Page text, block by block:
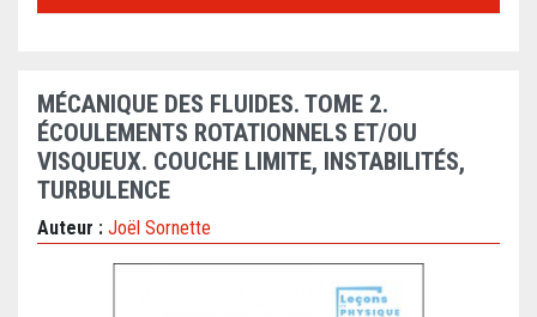
MÉCANIQUE DES FLUIDES. TOME 2.
ÉCOULEMENTS ROTATIONNELS ET/OU
VISQUEUX. COUCHE LIMITE, INSTABILITÉS,
TURBULENCE
Auteur : Joël Sornette